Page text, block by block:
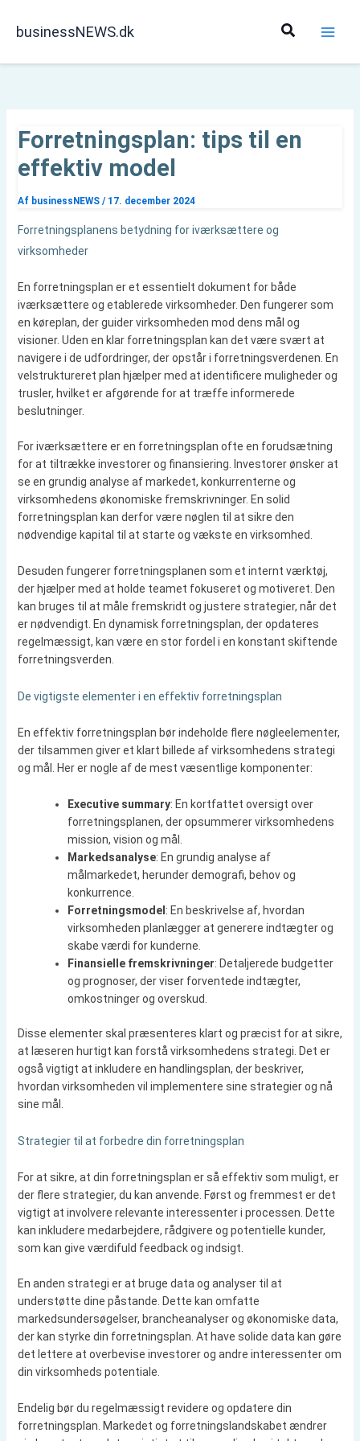
businessNEWS.dk Søg
Forretningsplan: tips til en
effektiv model
Af businessNEWS / 17. december 2024
Forretningsplanens betydning for iværksættere og
virksomheder
En forretningsplan er et essentielt dokument for både
iværksættere og etablerede virksomheder. Den fungerer som
en køreplan, der guider virksomheden mod dens mål og
visioner. Uden en klar forretningsplan kan det være svært at
navigere i de udfordringer, der opstår i forretningsverdenen. En
velstruktureret plan hjælper med at identificere muligheder og
trusler, hvilket er afgørende for at træffe informerede
beslutninger.
For iværksættere er en forretningsplan ofte en forudsætning
for at tiltrække investorer og finansiering. Investorer ønsker at
se en grundig analyse af markedet, konkurrenterne og
virksomhedens økonomiske fremskrivninger. En solid
forretningsplan kan derfor være nøglen til at sikre den
nødvendige kapital til at starte og vækste en virksomhed.
Desuden fungerer forretningsplanen som et internt værktøj,
der hjælper med at holde teamet fokuseret og motiveret. Den
kan bruges til at måle fremskridt og justere strategier, når det
er nødvendigt. En dynamisk forretningsplan, der opdateres
regelmæssigt, kan være en stor fordel i en konstant skiftende
forretningsverden.
De vigtigste elementer i en effektiv forretningsplan
En effektiv forretningsplan bør indeholde flere nøgleelementer,
der tilsammen giver et klart billede af virksomhedens strategi
og mål. Her er nogle af de mest væsentlige komponenter:
Executive summary: En kortfattet oversigt over
forretningsplanen, der opsummerer virksomhedens
mission, vision og mål.
Markedsanalyse: En grundig analyse af
målmarkedet, herunder demografi, behov og
konkurrence.
Forretningsmodel: En beskrivelse af, hvordan
virksomheden planlægger at generere indtægter og
skabe værdi for kunderne.
Finansielle fremskrivninger: Detaljerede budgetter
og prognoser, der viser forventede indtægter,
omkostninger og overskud.
Disse elementer skal præsenteres klart og præcist for at sikre,
at læseren hurtigt kan forstå virksomhedens strategi. Det er
også vigtigt at inkludere en handlingsplan, der beskriver,
hvordan virksomheden vil implementere sine strategier og nå
sine mål.
Strategier til at forbedre din forretningsplan
For at sikre, at din forretningsplan er så effektiv som muligt, er
der flere strategier, du kan anvende. Først og fremmest er det
vigtigt at involvere relevante interessenter i processen. Dette
kan inkludere medarbejdere, rådgivere og potentielle kunder,
som kan give værdifuld feedback og indsigt.
En anden strategi er at bruge data og analyser til at
understøtte dine påstande. Dette kan omfatte
markedsundersøgelser, brancheanalyser og økonomiske data,
der kan styrke din forretningsplan. At have solide data kan gøre
det lettere at overbevise investorer og andre interessenter om
din virksomheds potentiale.
Endelig bør du regelmæssigt revidere og opdatere din
forretningsplan. Markedet og forretningslandskabet ændrer